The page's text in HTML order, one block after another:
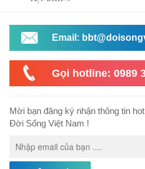
Email:
Gọi hotline: 0989
Mời bạn đăng ký nhận thông tin
Đời Sống Việt Nam !